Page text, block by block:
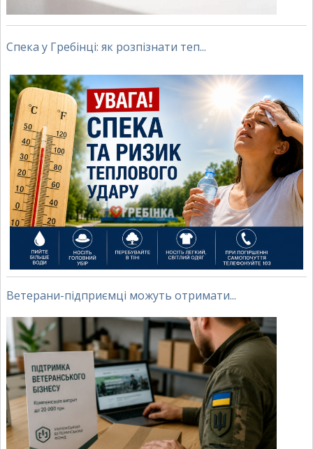
Спека у Гребінці: як розпізнати теп...
Ветерани-підприємці можуть отримати...